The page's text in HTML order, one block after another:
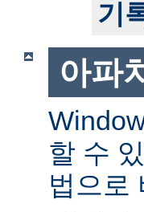
기
아파
할 수
법으로